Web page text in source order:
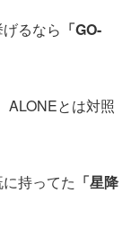
るなら 「GO-
ALONEとは対照
持ってた 「星降